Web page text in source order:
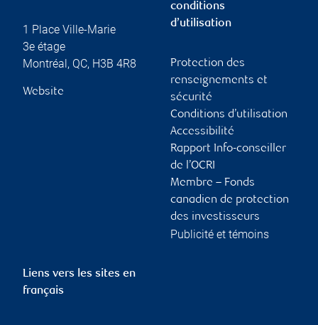
1 Place Ville-Marie
3e étage
Montréal, QC, H3B 4R8
Website
conditions
d’utilisation
Protection des
renseignements et
sécurité
Conditions d’utilisation
Accessibilité
Rapport Info-conseiller
de l’OCRI
Membre – Fonds
canadien de protection
des investisseurs
Publicité et témoins
Liens vers les sites en
français